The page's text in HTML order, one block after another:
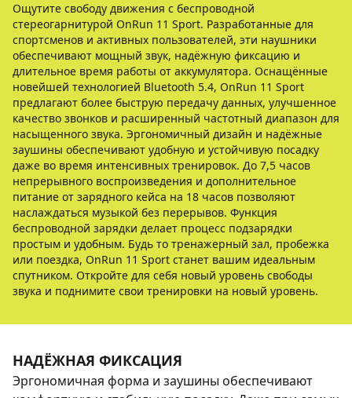
Ощутите свободу движения с беспроводной
стереогарнитурой OnRun 11 Sport. Разработанные для
спортсменов и активных пользователей, эти наушники
обеспечивают мощный звук, надёжную фиксацию и
длительное время работы от аккумулятора. Оснащённые
новейшей технологией Bluetooth 5.4, OnRun 11 Sport
предлагают более быструю передачу данных, улучшенное
качество звонков и расширенный частотный диапазон для
насыщенного звука. Эргономичный дизайн и надёжные
заушины обеспечивают удобную и устойчивую посадку
даже во время интенсивных тренировок. До 7,5 часов
непрерывного воспроизведения и дополнительное
питание от зарядного кейса на 18 часов позволяют
наслаждаться музыкой без перерывов. Функция
беспроводной зарядки делает процесс подзарядки
простым и удобным. Будь то тренажерный зал, пробежка
или поездка, OnRun 11 Sport станет вашим идеальным
спутником. Откройте для себя новый уровень свободы
звука и поднимите свои тренировки на новый уровень.
НАДЁЖНАЯ ФИКСАЦИЯ
Эргономичная форма и заушины обеспечивают